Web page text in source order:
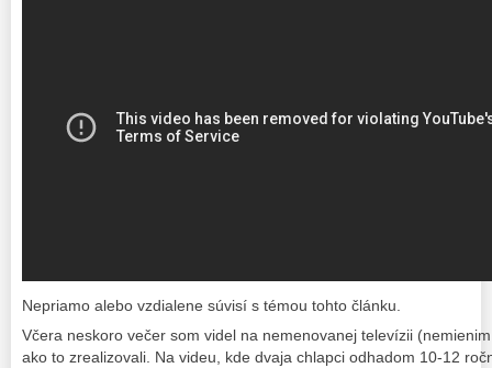
Nepriamo alebo vzdialene súvisí s témou tohto článku.
Včera neskoro večer som videl na nemenovanej televízii
ako to zrealizovali. Na videu, kde dvaja chlapci odhadom 10-12